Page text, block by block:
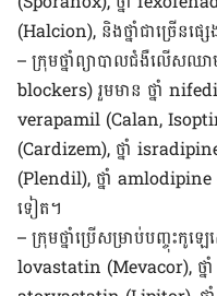
(Halcion), និង​ថ្នាំ​ជា​ច្រើន​ផ្ស
– ក្រុម​ថ្នាំ​​ព្យាបាល​ជំងឺ​លើស​ឈ
blockers) រួម​មាន ថ្នាំ
verapamil (Calan,
(Cardizem), ថ្នាំ
(Plendil), ថ្នាំ amlodipine
ទៀត។
– ក្រុម​ថ្នាំ​ប្រើ​សម្រាប់​បញ្ចុះ​កូឡ
lovastatin (Mevacor), ថ្ន